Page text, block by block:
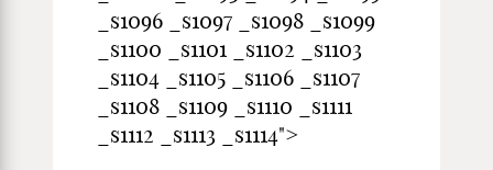
_s1096 _s1097 _s1098 _s1099
_s1100 _s1101 _s1102 _s1103
_s1104 _s1105 _s1106 _s1107
_s1108 _s1109 _s1110 _s1111
_s1112 _s1113 _s1114">